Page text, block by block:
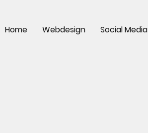
Home Webdesign Social Media